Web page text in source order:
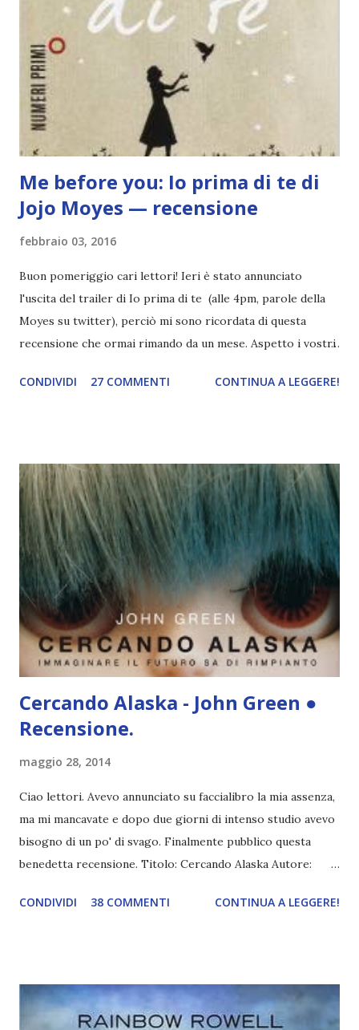
Me before you: Io prima di te di
Jojo Moyes — recensione
febbraio 03, 2016
Buon pomeriggio cari lettori! Ieri è stato annunciato
l'uscita del trailer di Io prima di te (alle 4pm, parole della
Moyes su twitter), perciò mi sono ricordata di questa
recensione che ormai rimando da un mese. Aspetto i vostri
Autore: Jojo Moyes Editore: Mondadori Anno: 2012 A
pretese nella piccola località turistica dove è nata e da cui
non si è mai mossa, e probabilmente, nel profondo del suo
cuore, sa anche di non essere davvero innamorata di
Patrick, il ragazzo con cui è fidanzata da quasi sette anni.
Quello che invece ignora è che sta per perdere il lavoro e
che, per la prima volta, tutte le sue certezze saranno
messe in discussione. A trentacinque anni Will Traynor sa
che il terribile incidente di cui è rimasto vittima e che l...
CONDIVIDI 27 COMMENTI CONTINUA A LEGGERE!
Cercando Alaska - John Green ●
Recensione.
maggio 28, 2014
Ciao lettori. Avevo annunciato su faccialibro la mia assenza,
ma mi mancavate e dopo due giorni di intenso studio avevo
bisogno di un po' di svago. Finalmente pubblico questa
benedetta recensione. Titolo: Cercando Alaska Autore:
Halter, solitario collezionista di Ultime Parole Famose,
imprevedibile e molto sexy, per Miles diventa un enigma, un
pensiero fisso, una magnifica ossessione. Ho iniziato il libro
CONDIVIDI 38 COMMENTI CONTINUA A LEGGERE!